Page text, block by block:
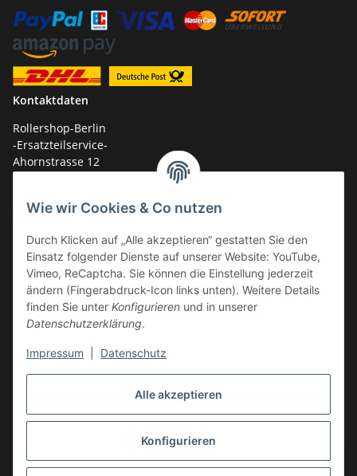
Alle akzeptieren
Konfigurieren
Wie wir Cookies & Co nutzen
Durch Klicken auf „Alle akzeptieren“ gestatten Sie den
Einsatz folgender Dienste auf unserer Website: YouTube,
Vimeo, ReCaptcha. Sie können die Einstellung jederzeit
ändern (Fingerabdruck-Icon links unten). Weitere Details
finden Sie unter Konfigurieren und in unserer
Datenschutzerklärung.
Impressum Datenschutz
Kontaktdaten
Rollershop-Berlin
-Ersatzteilservice-
Ahornstrasse 12
Tel.: +49 (0)33731-289 975 (10-17 Uhr)
Vertrag widerrufen